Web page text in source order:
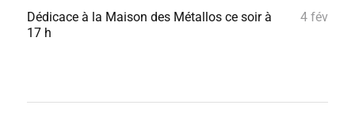
Dédicace à la Maison des Métallos ce soir à
17 h
4 fév